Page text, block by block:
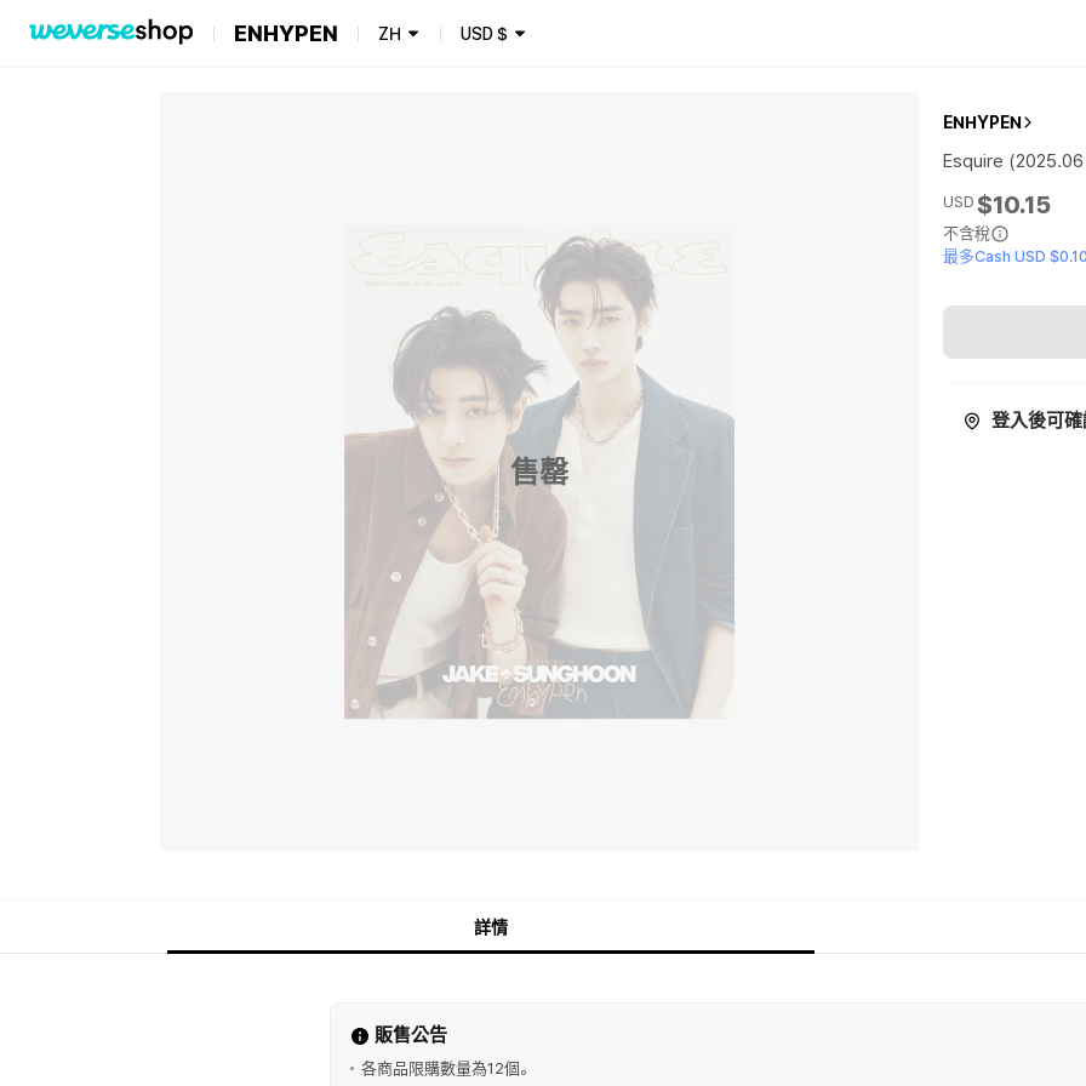
ENHYPEN ZH USD$
售罄
ENHYPEN
Esquire
USD $10.15
不含稅
最多Cash USD
登入後可
詳情
販售公告
各商品限購數量為12個。